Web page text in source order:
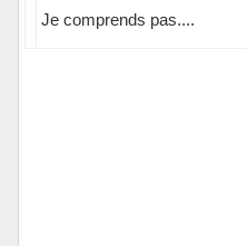
Je comprends pas....